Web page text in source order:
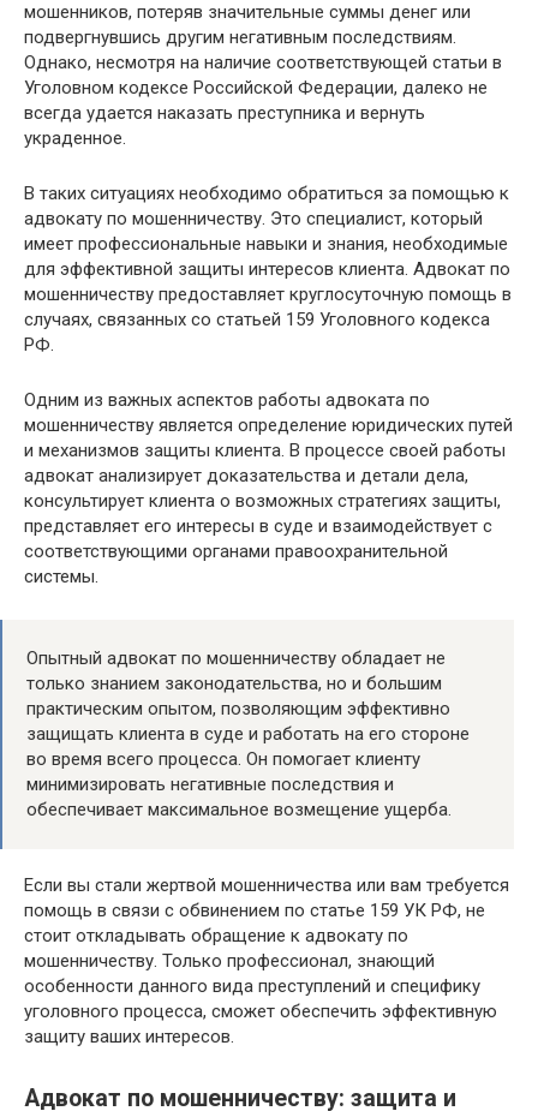
мошенников, потеряв значительные суммы денег или
подвергнувшись другим негативным последствиям.
Однако, несмотря на наличие соответствующей статьи в
Уголовном кодексе Российской Федерации, далеко не
всегда удается наказать преступника и вернуть
украденное.
В таких ситуациях необходимо обратиться за помощью к
адвокату по мошенничеству. Это специалист, который
имеет профессиональные навыки и знания, необходимые
для эффективной защиты интересов клиента. Адвокат по
мошенничеству предоставляет круглосуточную помощь в
случаях, связанных со статьей 159 Уголовного кодекса
РФ.
Одним из важных аспектов работы адвоката по
мошенничеству является определение юридических путей
и механизмов защиты клиента. В процессе своей работы
адвокат анализирует доказательства и детали дела,
консультирует клиента о возможных стратегиях защиты,
представляет его интересы в суде и взаимодействует с
соответствующими органами правоохранительной
системы.
Опытный адвокат по мошенничеству обладает не
только знанием законодательства, но и большим
практическим опытом, позволяющим эффективно
защищать клиента в суде и работать на его стороне
во время всего процесса. Он помогает клиенту
минимизировать негативные последствия и
обеспечивает максимальное возмещение ущерба.
Если вы стали жертвой мошенничества или вам требуется
помощь в связи с обвинением по статье 159 УК РФ, не
стоит откладывать обращение к адвокату по
мошенничеству. Только профессионал, знающий
особенности данного вида преступлений и специфику
уголовного процесса, сможет обеспечить эффективную
защиту ваших интересов.
Адвокат по мошенничеству: защита и